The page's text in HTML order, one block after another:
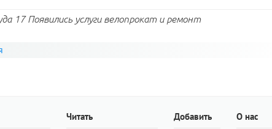
17 Появились услуги велопрокат и ремонт
Читать Добавить О нас